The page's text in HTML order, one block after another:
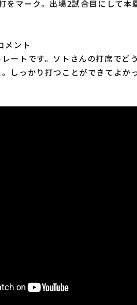
をマーク。出場2試合目にして
メント
ートです。ソトさんの打席でど
しっかり打つことができてよか